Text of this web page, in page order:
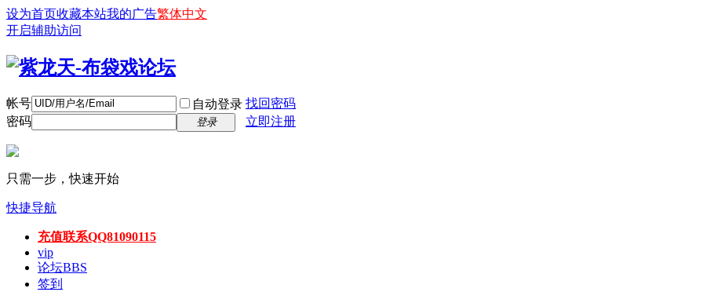
设为首页收藏本站我的广告繁体中文
开启辅助访问
帐号 自动登录 找回密码
密码
登录 立即注册
只需一步，快速开始
快捷导航
充值联系QQ81090115
vip
论坛BBS
签到